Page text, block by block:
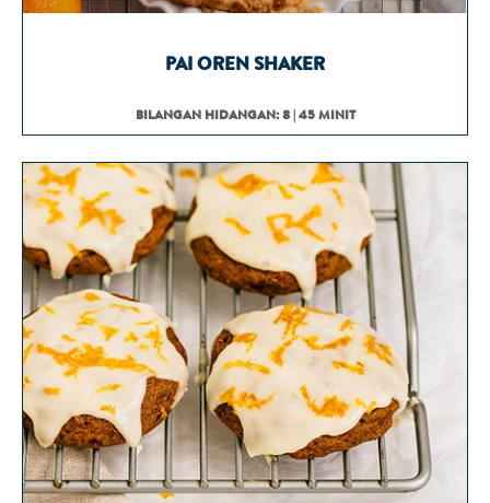
PAI OREN SHAKER
BILANGAN HIDANGAN: 8 | 45 MINIT